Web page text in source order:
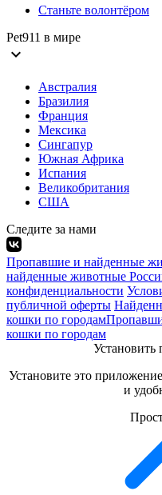
Станьте волонтёром
Pet911 в мире
expand_more
Австралия
Бразилия
Франция
Мексика
Сингапур
Южная Африка
Испания
Великобритания
США
Следите за нами
Пропавшие и найденные
найденные животные
конфиденциальности
публичной оферты
кошки по городам
кошки по городам
Установить
Установите это
и